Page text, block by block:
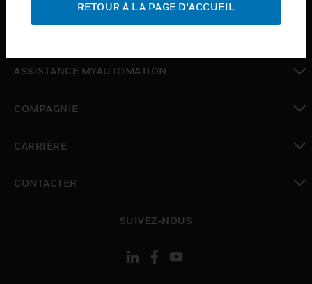
toggle view
toggle view
ASSISTANCE MYAUTOMATION
COMPAGNIE
CARRIÈRE
CONTACTER
SUIVEZ-NOUS
RETOUR À LA PAGE D'ACCUEIL